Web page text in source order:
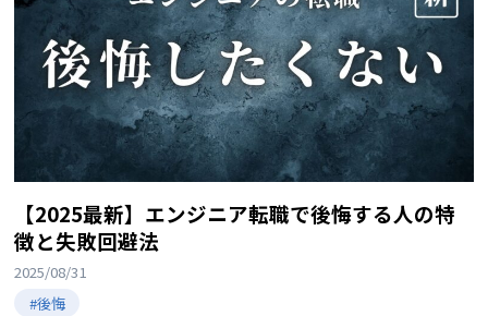
【2025最新】エンジニア転職で後悔する人の特
徴と失敗回避法
2025/08/31
#後悔